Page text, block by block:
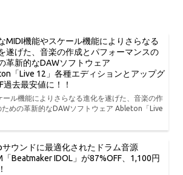
MIDI機能やスケール機能によりさらなる
遂げた、音楽の作成とパフォーマンスの
革新的なDAWソフトウェア
「Live 12」各種エディションとアップグ
過去最安値に！！
ル機能によりさらなる進化を遂げた、音楽の作
ための革新的なDAWソフトウェア Ableton「Live
サウンドに最適化されたドラム音源
「Beatmaker IDOL」が87%OFF、1,100円